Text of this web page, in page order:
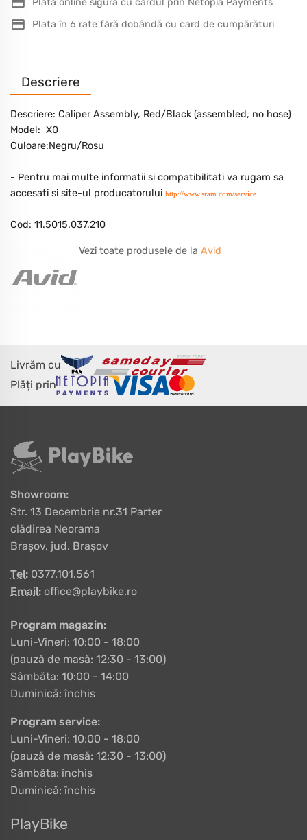
Plata în 6 rate fără dobândă cu card de cumpărături
Descriere
Descriere: Caliper Assembly, Red/Black (assembled, no hose)
Model: X0
Culoare:Negru/Rosu
- Pentru mai multe informatii si compatibilitati va rugam sa
accesati si site-ul producatorului http://www.sram.com/service
Cod: 11.5015.037.210
Vezi toate produsele de la Avid
Livrăm cu
Plăți prin
Showroom:
Str. 13 Decembrie nr.31 Parter
clădirea Neorama
Brașov, jud. Brașov
Tel: 0377.101.561
Email: office@playbike.ro
Program magazin:
Luni-Vineri: 10:00 - 18:00
(pauză de masă: 12:30 - 13:00)
Sâmbăta: 10:00 - 14:00
Duminică: închis
Program service:
Luni-Vineri: 10:00 - 18:00
(pauză de masă: 12:30 - 13:00)
Sâmbăta: închis
Duminică: închis
PlayBike